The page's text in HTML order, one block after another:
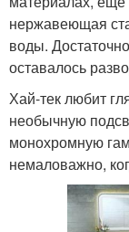
нержавеющая
воды.
оставалось
Хай-тек любит
необычную
монохромную
немаловажно,